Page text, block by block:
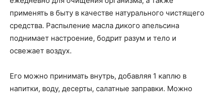
применять в быту в качестве натурального чистящего
средства. Распыление масла дикого апельсина
поднимает настроение, бодрит разум и тело и
освежает воздух.
Его можно принимать внутрь, добавляя 1 каплю в
напитки, воду, десерты, салатные заправки. Можно